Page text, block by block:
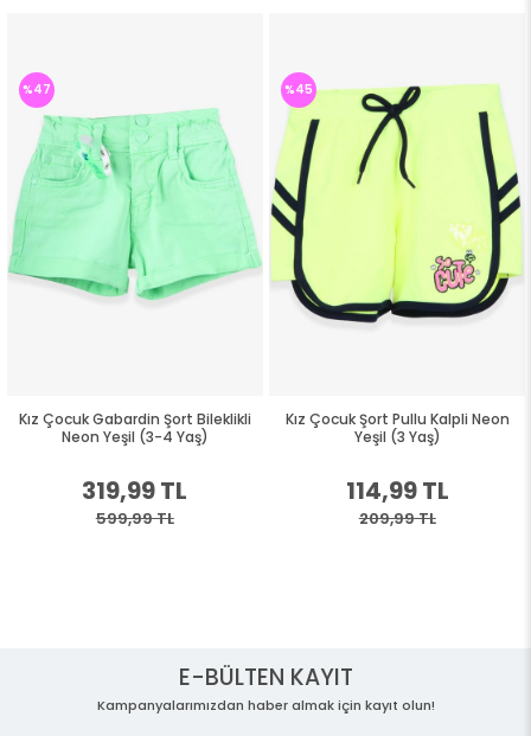
Kız Çocuk Gabardin Şort Bileklikli
Neon Yeşil (3-4 Yaş)
319,99 TL
599,99 TL
%47
Kız Çocuk Şort Pullu Kalpli Neon
Yeşil (3 Yaş)
114,99 TL
209,99 TL
%45
E-BÜLTEN KAYIT
Kampanyalarımızdan haber almak için kayıt olun!